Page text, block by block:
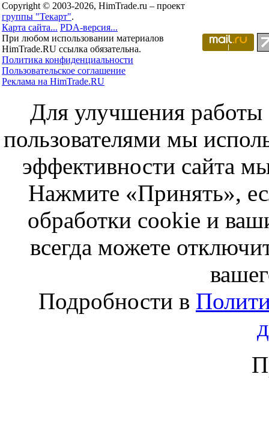
Copyright © 2003-2026, HimTrade.ru – проект
группы "Текарт".
Карта сайта... PDA-версия...
При любом использовании материалов
HimTrade.RU ссылка обязательна.
Политика конфиденциальности
Пользовательское соглашение
Реклама на HimTrade.RU
Для улучшения работы
пользователями мы
эффективности сайта
Нажмите «Принять»,
обработки cookie и
всегда можете
Подробности в